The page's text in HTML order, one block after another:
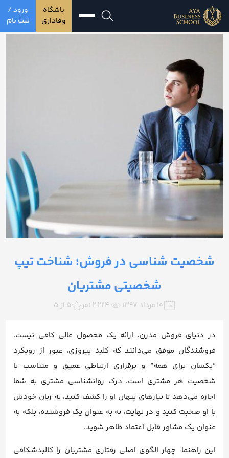
باشگاه
وفاداری
ورود /
ثبت نام
شخصیت شناسی در فروش؛ شناخت تیپ
شخصیتی مشتریان
۱۰ مرداد ۱۳۹۷ 2,224 نفر 5 از 5
در دنیای فروش مدرن، ارائه یک محصول عالی کافی نیست.
فروشندگان موفق می‌دانند که کلید پیروزی، عبور از رویکرد
“یکسان برای همه” و برقراری ارتباطی عمیق و متناسب با
شخصیت هر مشتری است. درک روانشناسی مشتری به شما
اجازه می‌دهد تا نیازهای پنهان او را کشف کنید، به زبان خودش
با او صحبت کنید و در نهایت، نه به عنوان یک فروشنده، بلکه به
عنوان یک مشاور قابل اعتماد ظاهر شوید.
این راهنما، چهار الگوی اصلی رفتاری مشتریان را کالبدشکافی